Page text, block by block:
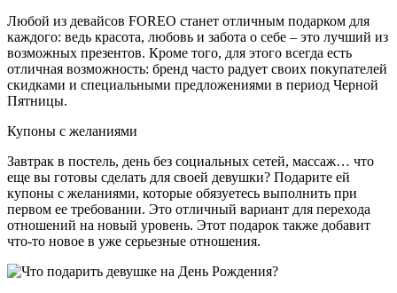
Любой из девайсов FOREO станет отличным подарком для
каждого: ведь красота, любовь и забота о себе – это лучший из
возможных презентов. Кроме того, для этого всегда есть
отличная возможность: бренд часто радует своих покупателей
скидками и специальными предложениями в период Черной
Пятницы.
Купоны с желаниями
Завтрак в постель, день без социальных сетей, массаж… что
еще вы готовы сделать для своей девушки? Подарите ей
купоны с желаниями, которые обязуетесь выполнить при
первом ее требовании. Это отличный вариант для перехода
отношений на новый уровень. Этот подарок также добавит
что-то новое в уже серьезные отношения.